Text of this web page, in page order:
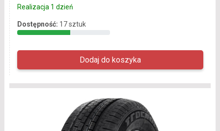
Realizacja 1 dzień
Dostępność: 17 sztuk